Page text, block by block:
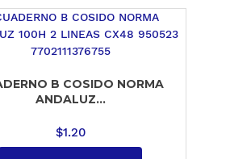
B COSIDO NORMA
ANDALUZ...
$1.20